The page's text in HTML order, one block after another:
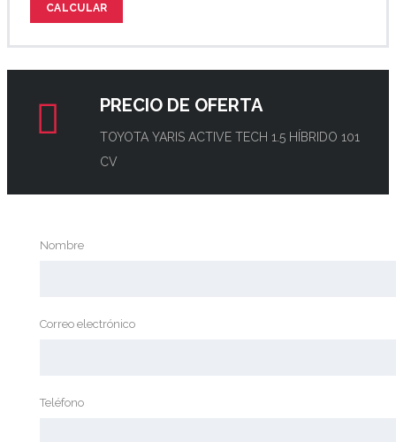
CALCULAR
PRECIO DE OFERTA
TOYOTA YARIS ACTIVE TECH 1.5 HÍBRIDO 101
CV
Nombre
Correo electrónico
Teléfono